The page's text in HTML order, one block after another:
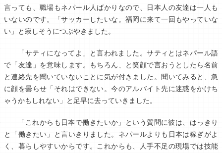
言っても、職場もネパール人ばかりなので、日本人の友達は一人も
いないのです。「サッカーしたいな。福岡に来て一回もやっていな
い」と寂しそうにつぶやきました。
「サティになってよ」と言われました。サティとはネパール語
で「友達」を意味します。もちろん、と笑顔で言おうとしたら名前
と連絡先を聞いていないことに気が付きました。聞いてみると、急
に顔を曇らせ「それはできない。今のアルバイト先に迷惑をかけち
ゃうかもしれない」と足早に去っていきました。
「これからも日本で働きたいか」という質問に彼は、はっきり
と「働きたい」と言いきりました。ネパールよりも日本は稼ぎがよ
く、暮らしやすいからです。これからも、人手不足の現場では技能